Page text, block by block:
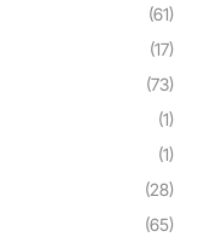
(61)
(17)
(73)
(1)
(1)
(28)
(65)